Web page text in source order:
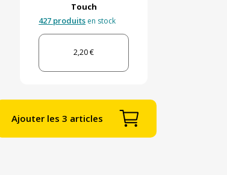
Touch
427 produits en stock
2,20 €
Ajouter les 3 articles